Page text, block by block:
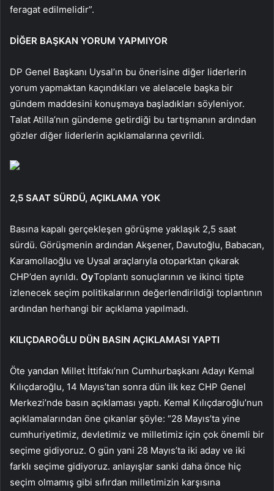
feragat edilmelidir”.
DİĞER BAŞKAN YORUM YAPMIYOR
DP Genel Başkanı Uysal’ın bu önerisine diğer liderlerin
yorum yapmaktan kaçındıkları ve alelacele başka bir
gündem maddesini konuşmaya başladıkları söyleniyor.
Talat Atilla’nın gündeme getirdiği bu tartışmanın ardından
gözler diğer liderlerin açıklamalarına çevrildi.
2,5 SAAT SÜRDÜ, AÇIKLAMA YOK
Basına kapalı gerçekleşen görüşme yaklaşık 2,5 saat
sürdü. Görüşmenin ardından Akşener, Davutoğlu, Babacan,
Karamollaoğlu ve Uysal araçlarıyla otoparktan çıkarak
CHP’den ayrıldı. OyToplantı sonuçlarının ve ikinci tipte
izlenecek seçim politikalarının değerlendirildiği toplantının
ardından herhangi bir açıklama yapılmadı.
KILIÇDAROĞLU DÜN BASIN AÇIKLAMASI YAPTI
Öte yandan Millet İttifakı’nın Cumhurbaşkanı Adayı Kemal
Kılıçdaroğlu, 14 Mayıs’tan sonra dün ilk kez CHP Genel
Merkezi’nde basın açıklaması yaptı. Kemal Kılıçdaroğlu’nun
açıklamalarından öne çıkanlar şöyle: “28 Mayıs’ta yine
cumhuriyetimiz, devletimiz ve milletimiz için çok önemli bir
seçime gidiyoruz. O gün yani 28 Mayıs’ta iki aday ve iki
farklı seçime gidiyoruz. anlayışlar sanki daha önce hiç
seçim olmamış gibi sıfırdan milletimizin karşısına